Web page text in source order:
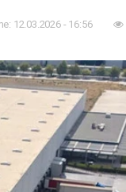
12.03.2026 - 16:56